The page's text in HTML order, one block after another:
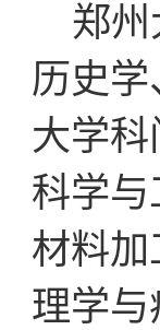
郑
历史
大学
科学
材料
理学